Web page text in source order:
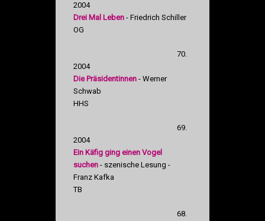
2004
Drei Mal Leben - Friedrich Schiller
OG
70.
2004
Die Präsidentinnen - Werner
Schwab
HHS
69.
2004
Ein Käfig ging einen Vogel
suchen - szenische Lesung -
Franz Kafka
TB
68.